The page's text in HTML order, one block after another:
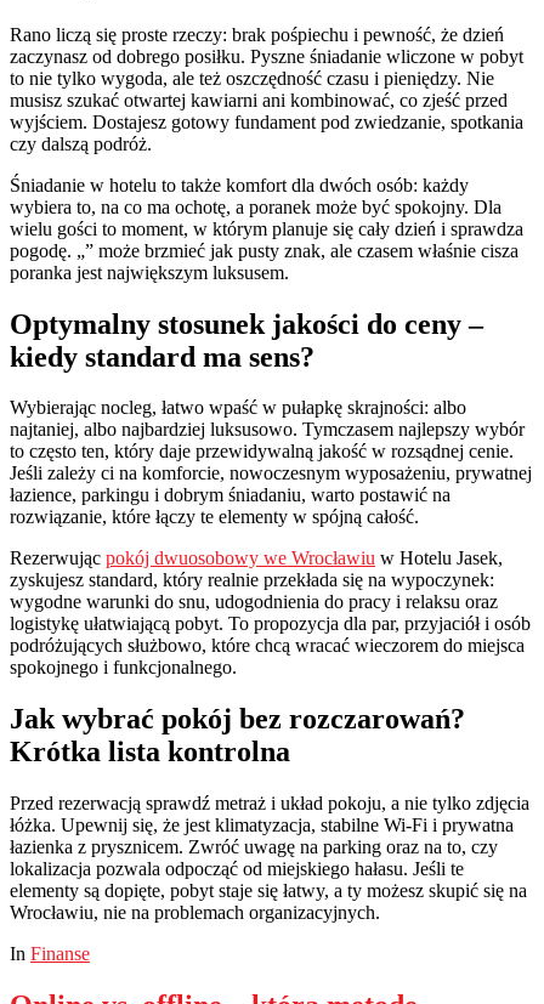
Rano liczą się proste rzeczy: brak pośpiechu i pewność, że dzień
zaczynasz od dobrego posiłku. Pyszne śniadanie wliczone w pobyt
to nie tylko wygoda, ale też oszczędność czasu i pieniędzy. Nie
musisz szukać otwartej kawiarni ani kombinować, co zjeść przed
wyjściem. Dostajesz gotowy fundament pod zwiedzanie, spotkania
czy dalszą podróż.
Śniadanie w hotelu to także komfort dla dwóch osób: każdy
wybiera to, na co ma ochotę, a poranek może być spokojny. Dla
wielu gości to moment, w którym planuje się cały dzień i sprawdza
pogodę. „” może brzmieć jak pusty znak, ale czasem właśnie cisza
poranka jest największym luksusem.
Optymalny stosunek jakości do ceny –
kiedy standard ma sens?
Wybierając nocleg, łatwo wpaść w pułapkę skrajności: albo
najtaniej, albo najbardziej luksusowo. Tymczasem najlepszy wybór
to często ten, który daje przewidywalną jakość w rozsądnej cenie.
Jeśli zależy ci na komforcie, nowoczesnym wyposażeniu, prywatnej
łazience, parkingu i dobrym śniadaniu, warto postawić na
rozwiązanie, które łączy te elementy w spójną całość.
Rezerwując pokój dwuosobowy we Wrocławiu w Hotelu Jasek,
zyskujesz standard, który realnie przekłada się na wypoczynek:
wygodne warunki do snu, udogodnienia do pracy i relaksu oraz
logistykę ułatwiającą pobyt. To propozycja dla par, przyjaciół i osób
podróżujących służbowo, które chcą wracać wieczorem do miejsca
spokojnego i funkcjonalnego.
Jak wybrać pokój bez rozczarowań?
Krótka lista kontrolna
Przed rezerwacją sprawdź metraż i układ pokoju, a nie tylko zdjęcia
łóżka. Upewnij się, że jest klimatyzacja, stabilne Wi-Fi i prywatna
łazienka z prysznicem. Zwróć uwagę na parking oraz na to, czy
lokalizacja pozwala odpocząć od miejskiego hałasu. Jeśli te
elementy są dopięte, pobyt staje się łatwy, a ty możesz skupić się na
Wrocławiu, nie na problemach organizacyjnych.
In Finanse